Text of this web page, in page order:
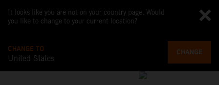
It looks like you are not on your country page. Would
you like to change to your current location?
CHANGE TO
United States
CHANGE